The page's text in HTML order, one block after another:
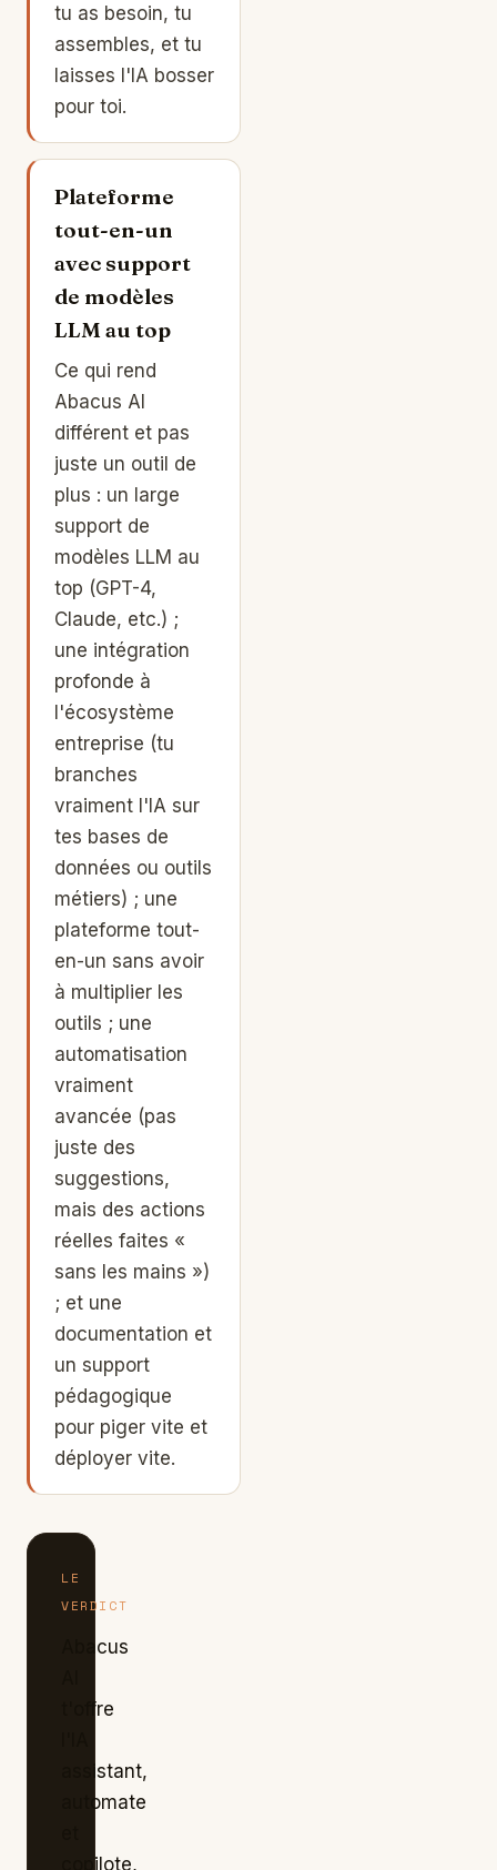
tu as besoin, tu
assembles, et tu
laisses l'IA bosser
pour toi.
Plateforme
tout-en-un
avec support
de modèles
LLM au top
Ce qui rend
Abacus AI
différent et pas
juste un outil de
plus : un large
support de
modèles LLM au
top (GPT-4,
Claude, etc.) ;
une intégration
profonde à
l'écosystème
entreprise (tu
branches
vraiment l'IA sur
tes bases de
données ou outils
métiers) ; une
plateforme tout-
en-un sans avoir
à multiplier les
outils ; une
automatisation
vraiment
avancée (pas
juste des
suggestions,
mais des actions
réelles faites «
sans les mains »)
; et une
documentation et
un support
pédagogique
pour piger vite et
déployer vite.
LE
VERDICT
Abacus
t'offre
assistant,
automate
copilote,